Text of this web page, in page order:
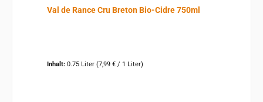
Val de Rance Cru Breton Bio-Cidre 750ml
Inhalt: 0.75 Liter (7,99 € / 1 Liter)